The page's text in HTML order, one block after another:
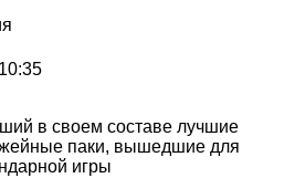
в своем составе лучшие
паки, вышедшие для
игры